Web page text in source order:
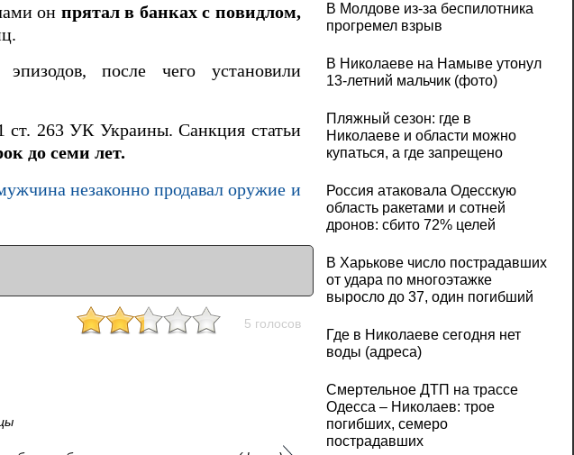
он прятал в банках с повидлом,
эпизодов, после чего установили
ст. 263 УК Украины. Санкция статьи
до семи лет.
незаконно продавал оружие и
5 голосов
В Молдове из-за беспилотника
прогремел взрыв
В Николаеве на Намыве утонул
13-летний мальчик (фото)
Пляжный сезон: где в
Николаеве и области можно
купаться, а где запрещено
Россия атаковала Одесскую
область ракетами и сотней
дронов: сбито 72% целей
В Харькове число пострадавших
от удара по многоэтажке
выросло до 37, один погибший
Где в Николаеве сегодня нет
воды (адреса)
Смертельное ДТП на трассе
Одесса – Николаев: трое
погибших, семеро
пострадавших